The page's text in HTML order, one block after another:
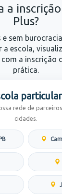
a
Plus?
sem
a escola,
a inscrição
prática.
rede de
cidades.